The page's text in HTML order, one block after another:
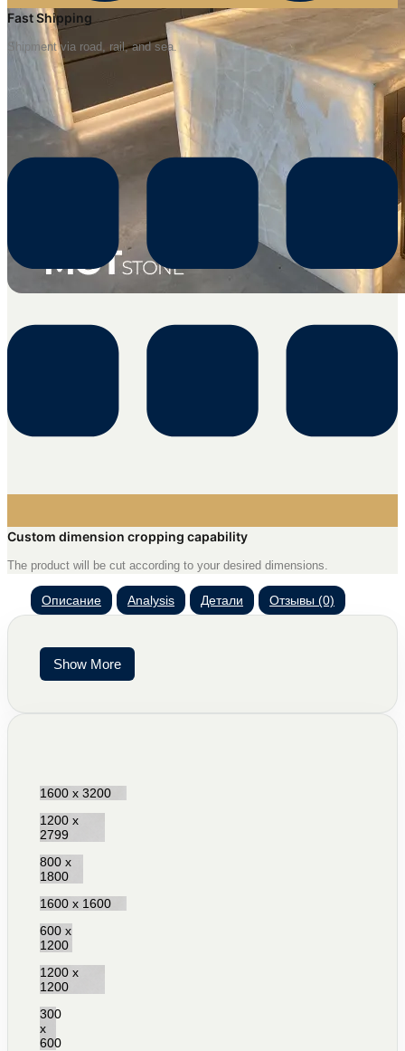
Fast Shipping
Shipment via road, rail, and sea.
Custom dimension cropping capability
The product will be cut according to your desired dimensions.
Описание Analysis Детали Отзывы (0)
Show More
1600 x 3200
1200 x
2799
800 x
1800
1600 x 1600
600 x
1200
1200 x
1200
300
x
600